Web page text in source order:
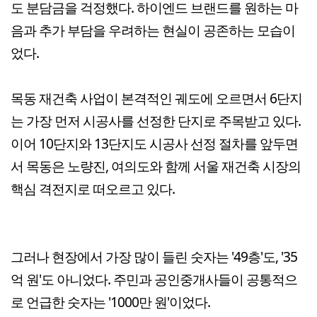
도 분담금을 걱정했다. 하이엔드 브랜드를 원하는 마
음과 추가 부담을 우려하는 현실이 공존하는 모습이
었다.
목동 재건축 사업이 본격적인 궤도에 오르면서 6단지
는 가장 먼저 시공사를 선정한 단지로 주목받고 있다.
이어 10단지와 13단지도 시공사 선정 절차를 앞두면
서 목동은 노량진, 여의도와 함께 서울 재건축 시장의
핵심 격전지로 떠오르고 있다.
그러나 현장에서 가장 많이 들린 숫자는 '49층'도, '35
억 원'도 아니었다. 주민과 공인중개사들이 공통적으
로 언급한 숫자는 '1000만 원'이었다.